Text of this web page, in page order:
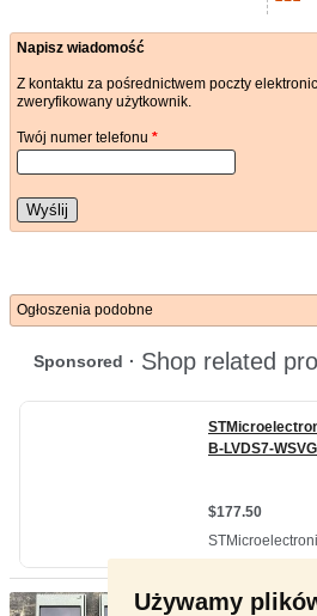
Używamy
Napisz wiadomość
Z kontaktu za pośrednictwem poczty
zweryfikowany użytkownik.
Twój numer telefonu *
Wyślij
Ogłoszenia podobne
Do sprzedania